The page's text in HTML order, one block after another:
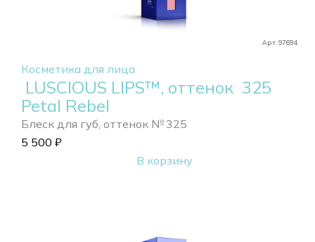
Арт. 97694
Косметика для лица
LUSCIOUS LIPS™, оттенок 325
Petal Rebel
Блеск для губ, оттенок № 325
5 500 ₽
В корзину